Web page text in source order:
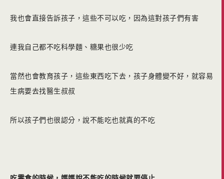
我也會直接告訴孩子，這些不可以吃，因為這對孩子們有害
連我自己都不吃科學麵、糖果也很少吃
當然也會教育孩子，這些東西吃下去，孩子身體變不好，就容易
生病要去找醫生叔叔
所以孩子們也很認分，說不能吃也就真的不吃